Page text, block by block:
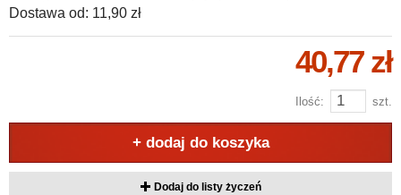
Dostawa od: 11,90 zł
40,77 zł
Ilość: szt.
+ dodaj do koszyka
Dodaj do listy życzeń